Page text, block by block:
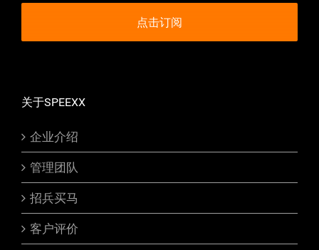
关于SPEEXX
企业介绍
管理团队
招兵买马
客户评价